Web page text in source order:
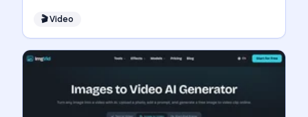
🎬Video